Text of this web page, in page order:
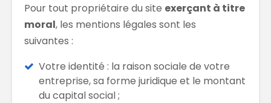
Pour tout propriétaire du site exerçant à titre
moral, les mentions légales sont les
suivantes :
Votre identité : la raison sociale de votre
entreprise, sa forme juridique et le montant
du capital social ;